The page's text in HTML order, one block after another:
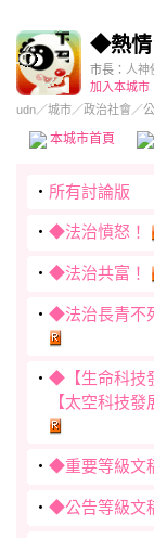
◆熱情
市長： 人神
加入本城市
udn／城市／政治社會 ／
本城市首頁
‧ 所有討論版
‧ ◆法治憤怒！
‧ ◆法治共富！
‧ ◆法治長青不
‧ ◆【生命科技
【太空科技發
‧ ◆重要等級文
‧ ◆公告等級文